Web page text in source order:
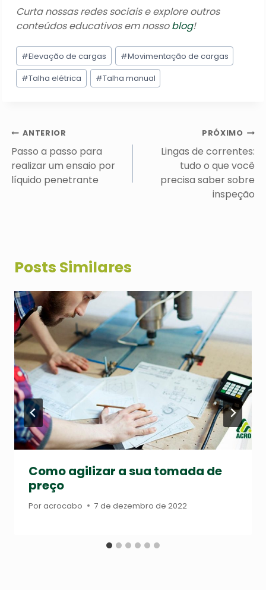
Curta nossas redes sociais e explore outros
conteúdos educativos em nossoblog!
Tags
do
Post:
#Elevação de cargas #Movimentação de cargas
#Talha elétrica #Talha manual
Navegação
de
Post
ANTERIOR
Passo a passo para
realizar um ensaio por
líquido penetrante
PRÓXIMO
Lingas de correntes:
tudo o que você
precisa saber sobre
inspeção
Posts Similares
Como agilizar a sua tomada de
preço
Poracrocabo 7 de dezembro de 2022